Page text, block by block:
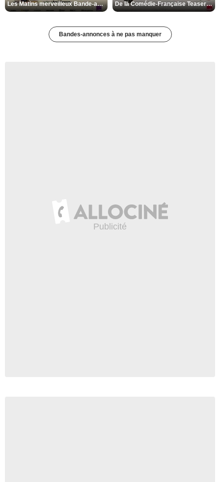
Les Matins merveilleux Bande-annonce VF De la Comédie-Française Teaser VF
Bandes-annonces à ne pas manquer